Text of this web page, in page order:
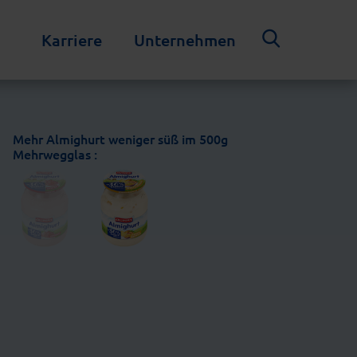
Karriere Unternehmen
Mehr Almighurt weniger süß im 500g
Mehrwegglas :